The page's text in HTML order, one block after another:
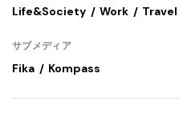
Life&Society
Work Travel
サブメディア
Fika Kompass